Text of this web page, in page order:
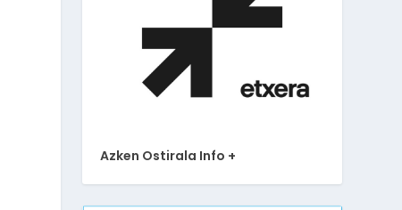
Azken Ostirala Info +